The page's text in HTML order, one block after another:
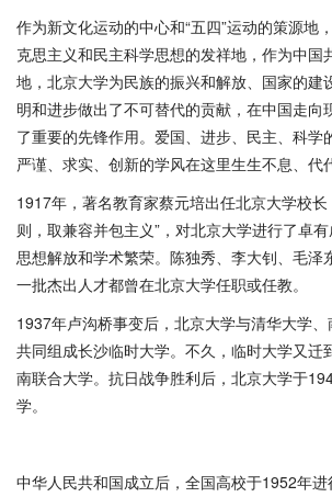
作为新文化运动的中心和“五四”运动的策源地
克思主义和民主科学思想的发祥地，作为中国
地，北京大学为民族的振兴和解放、国家的建
明和进步做出了不可替代的贡献，在中国走向
了重要的先锋作用。爱国、进步、民主、科学
严谨、求实、创新的学风在这里生生不息、代
1917年，著名教育家蔡元培出任北京大学校
则，取兼容并包主义”，对北京大学进行了卓
思想解放和学术繁荣。陈独秀、李大钊、毛泽
一批杰出人才都曾在北京大学任职或任教。
1937年卢沟桥事变后，北京大学与清华大学、
共同组成长沙临时大学。不久，临时大学又迁
南联合大学。抗日战争胜利后，北京大学于
学。
中华人民共和国成立后，全国高校于1952年